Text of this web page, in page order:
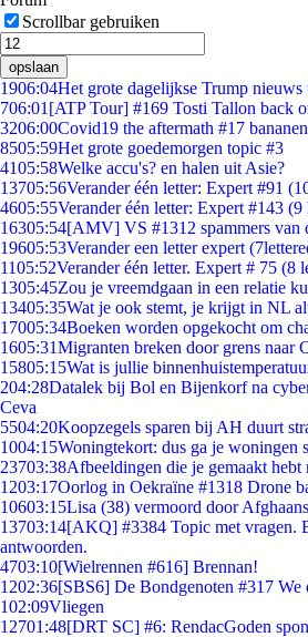
Scrollbar gebruiken
opslaan
1906:04Het grote dagelijkse Trump nieuws
706:01 [ATP Tour] #169 Tosti Tallon back
3206:00Covid19 the aftermath #17
8505:59Het grote goedemorgen topic #3
4105:58Welke accu's? en halen uit Asie?
13705:56Verander één letter: Expert #91
4605:55Verander één letter: Expert #143 (9
16305:54[AMV] VS #1312 spammers van
19605:53Verander een letter expert
1105:52Verander één letter. Expert # 75 (8
1305:45Zou je vreemdgaan in een relatie
13405:35Wat je ook stemt, je krijgt in NL
17005:34Boeken worden opgekocht om
1605:31Migranten breken door grens naar
15805:15Wat is jullie
204:28Datalek bij Bol en Bijenkorf na
Ceva
5504:20Koopzegels sparen bij AH duurt
1004:15Woningtekort: dus ga je woningen
23703:38Afbeeldingen die je gemaakt hebt
1203:17Oorlog in Oekraïne #1318 Drone
10603:15Lisa (38) vermoord door
13703:14[AKQ] #3384 Topic met vragen.
antwoorden.
4703:10[Wielrennen #616] Brennan!
1202:36[SBS6] De Bondgenoten #317 We
102:09Vliegen
12701:48[DRT SC] #6: RendacGoden